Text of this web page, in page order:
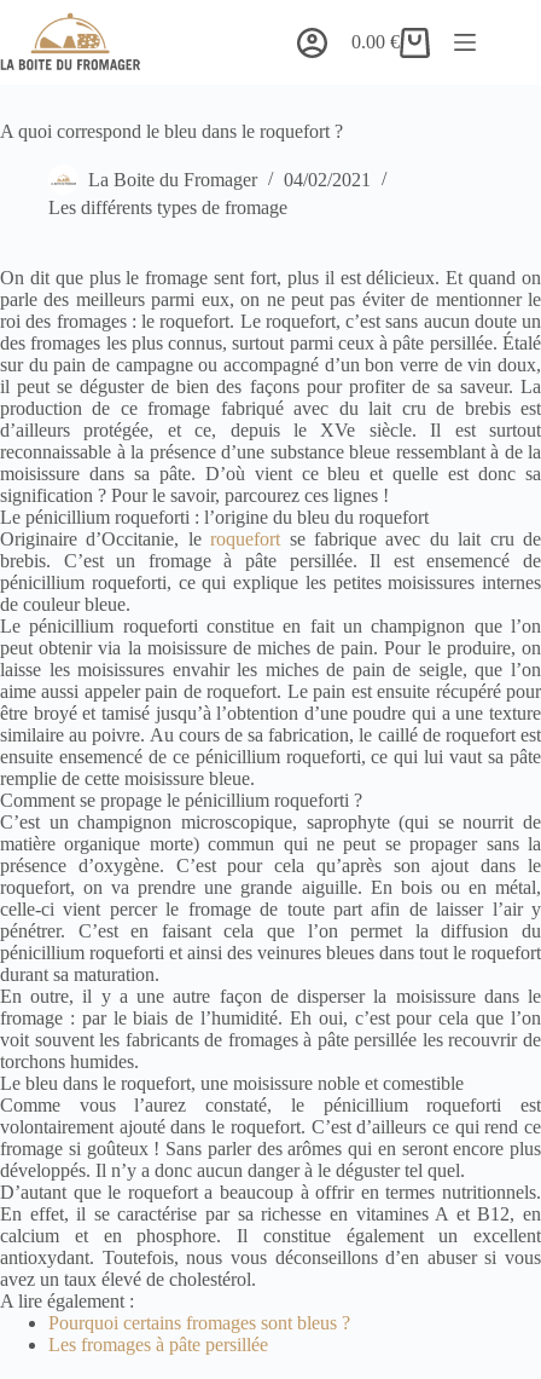
contenu
Panier
0.00€
A quoi correspond le bleu dans le roquefort ?
La Boite du Fromager
04/02/2021
Les différents types de fromage
On dit que plus le fromage sent fort, plus il est délicieux. Et quand on
parle des meilleurs parmi eux, on ne peut pas éviter de mentionner le
roi des fromages : le roquefort. Le roquefort, c’est sans aucun doute un
des fromages les plus connus, surtout parmi ceux à pâte persillée. Étalé
sur du pain de campagne ou accompagné d’un bon verre de vin doux,
il peut se déguster de bien des façons pour profiter de sa saveur. La
production de ce fromage fabriqué avec du lait cru de brebis est
d’ailleurs protégée, et ce, depuis le XVe siècle. Il est surtout
reconnaissable à la présence d’une substance bleue ressemblant à de la
moisissure dans sa pâte. D’où vient ce bleu et quelle est donc sa
signification ? Pour le savoir, parcourez ces lignes !
Le pénicillium roqueforti : l’origine du bleu du roquefort
Originaire d’Occitanie, leroquefort se fabrique avec du lait cru de
brebis. C’est un fromage à pâte persillée. Il est ensemencé de
pénicillium roqueforti, ce qui explique les petites moisissures internes
de couleur bleue.
Le pénicillium roqueforti constitue en fait un champignon que l’on
peut obtenir via la moisissure de miches de pain. Pour le produire, on
laisse les moisissures envahir les miches de pain de seigle, que l’on
aime aussi appeler pain de roquefort. Le pain est ensuite récupéré pour
être broyé et tamisé jusqu’à l’obtention d’une poudre qui a une texture
similaire au poivre. Au cours de sa fabrication, le caillé de roquefort est
ensuite ensemencé de ce pénicillium roqueforti, ce qui lui vaut sa pâte
remplie de cette moisissure bleue.
Comment se propage le pénicillium roqueforti ?
C’est un champignon microscopique, saprophyte (qui se nourrit de
matière organique morte) commun qui ne peut se propager sans la
présence d’oxygène. C’est pour cela qu’après son ajout dans le
roquefort, on va prendre une grande aiguille. En bois ou en métal,
celle-ci vient percer le fromage de toute part afin de laisser l’air y
pénétrer. C’est en faisant cela que l’on permet la diffusion du
pénicillium roqueforti et ainsi des veinures bleues dans tout le roquefort
durant sa maturation.
En outre, il y a une autre façon de disperser la moisissure dans le
fromage : par le biais de l’humidité. Eh oui, c’est pour cela que l’on
voit souvent les fabricants de fromages à pâte persillée les recouvrir de
torchons humides.
Le bleu dans le roquefort, une moisissure noble et comestible
Comme vous l’aurez constaté, le pénicillium roqueforti est
volontairement ajouté dans le roquefort. C’est d’ailleurs ce qui rend ce
fromage si goûteux ! Sans parler des arômes qui en seront encore plus
développés. Il n’y a donc aucun danger à le déguster tel quel.
D’autant que le roquefort a beaucoup à offrir en termes nutritionnels.
En effet, il se caractérise par sa richesse en vitamines A et B12, en
calcium et en phosphore. Il constitue également un excellent
antioxydant. Toutefois, nous vous déconseillons d’en abuser si vous
avez un taux élevé de cholestérol.
A lire également :
Pourquoi certains fromages sont bleus ?
Les fromages à pâte persillée